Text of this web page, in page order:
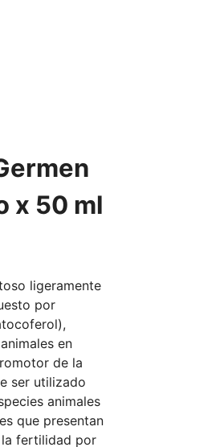
x 50 ml
ligeramente
por
en
de la
ser utilizado
animales
que presentan
fertilidad por